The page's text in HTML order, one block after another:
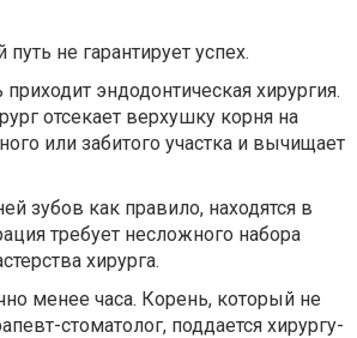
не гарантирует успех.⠀
эндодонтическая хирургия.
отсекает верхушку корня на
или забитого участка и вычищает
зубов как правило, находятся в
требует несложного набора
хирурга.
менее часа. Корень, который не
стоматолог, поддается хирургу-